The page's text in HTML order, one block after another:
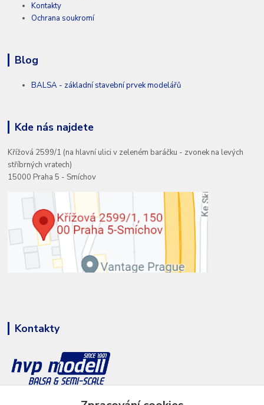
Kontakty
Ochrana soukromí
Blog
BALSA - základní stavební prvek modelářů
Kde nás najdete
Křížová 2599/1 (na hlavní ulici v zeleném baráčku - zvonek na levých
stříbrných vratech)
15000 Praha 5 - Smíchov
Kontakty